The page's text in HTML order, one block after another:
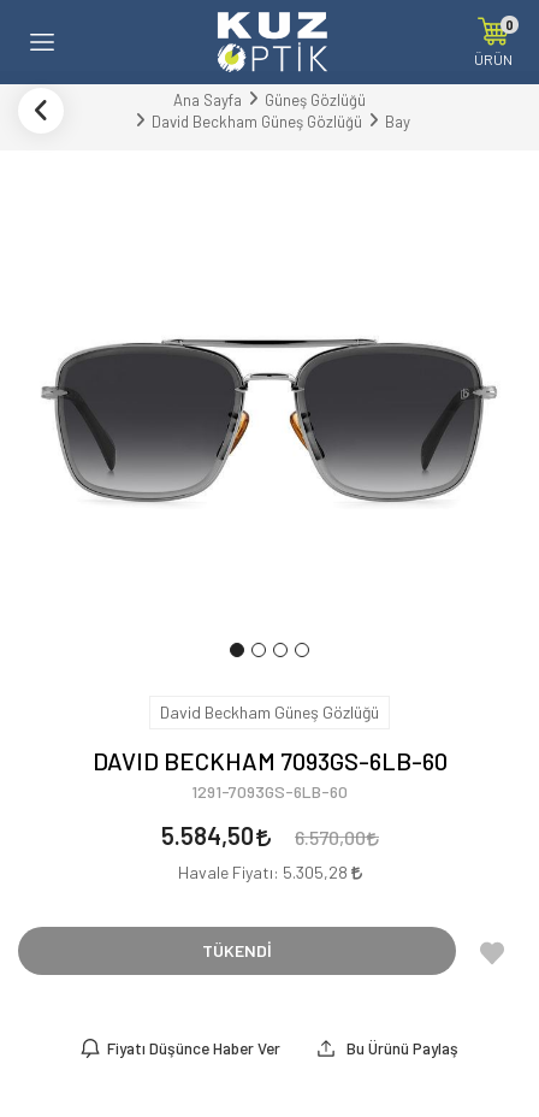
0
ÜRÜN
Ana Sayfa
Güneş Gözlüğü
David Beckham Güneş Gözlüğü
Bay
David Beckham Güneş Gözlüğü
DAVID BECKHAM 7093GS-6LB-60
1291-7093GS-6LB-60
5.584,50 6.570,00
Havale Fiyatı: 5.305,28
TÜKENDİ
Fiyatı Düşünce Haber Ver Bu Ürünü Paylaş